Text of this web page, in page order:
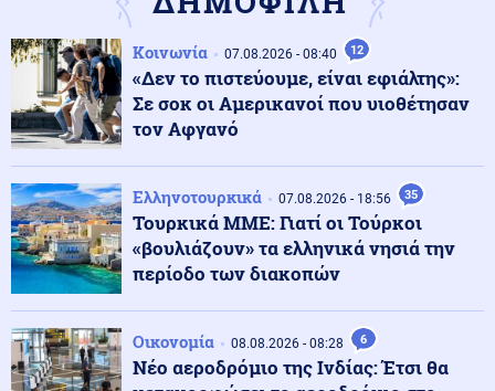
Κοινωνία 08.08.2026 - 21:37
Πάρος: Για ανθρωποκτονία από αμέλεια κατηγορούνται
οι γονείς του 4χρονου και ο ιδιοκτήτης του beach bar
Κοινωνία 08.08.2026 - 21:29
Αλεξανδρούπολη: Ανασύρθηκε 77χρονος χωρίς τις
αισθήσεις του από πηγάδι στην Παλαγιά
Στρατός Ξηράς
Δύο νέοι ξενώνες παραδόθηκαν σήμερα στις Ένοπλες
Δυνάμεις στη νήσο Ρω
Κοινωνία 07.08.2026 - 08:40 12
«Δεν το πιστεύουμε, είναι εφιάλτης»:
Σε σοκ οι Αμερικανοί που υιοθέτησαν
τον Αφγανό
Ελληνοτουρκικά 07.08.2026 - 18:56 35
Τουρκικά ΜΜΕ: Γιατί οι Τούρκοι
«βουλιάζουν» τα ελληνικά νησιά την
περίοδο των διακοπών
Οικονομία 08.08.2026 - 08:28 6
Νέο αεροδρόμιο της Ινδίας: Έτσι θα